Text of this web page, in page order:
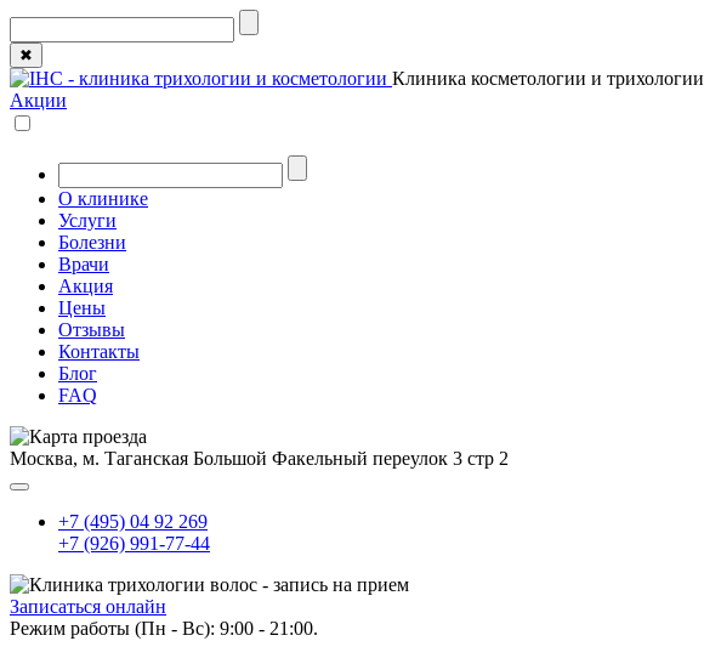
✖
Клиника косметологии и трихологии
Акции
О клинике
Услуги
Болезни
Врачи
Акция
Цены
Отзывы
Контакты
Блог
FAQ
Москва, м. Таганская Большой Факельный переулок 3 стр 2
+7 (495) 04 92 269
+7 (926) 991-77-44
Записаться онлайн
Режим работы (Пн - Вс): 9:00 - 21:00.